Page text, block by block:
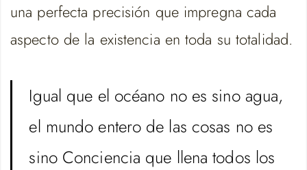
una perfecta precisión que impregna cada
aspecto de la existencia en toda su totalidad.
Igual que el océano no es sino agua,
el mundo entero de las cosas no es
sino Conciencia que llena todos los